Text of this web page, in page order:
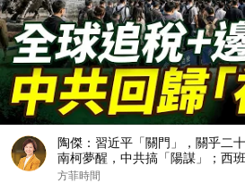
陶傑：習近平「關門」，關乎二
南柯夢醒，中共搞「陽謀」；西
歐洲移民問題無解？｜方菲播客
方菲時間